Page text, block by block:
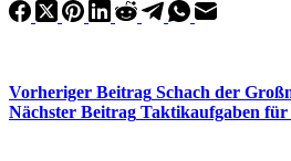
Vorheriger Beitrag Schach der
Nächster Beitrag Taktikaufgaben für